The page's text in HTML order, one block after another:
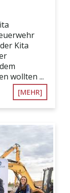
Kita
wollten ...
[MEHR]